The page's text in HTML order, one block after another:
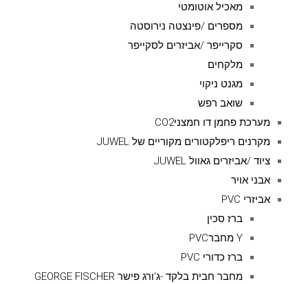
מאכיל אוטומטי
מספרים /פינצטה נירוסטה
סקרייפר /אביזרים לסקייפר
מלקחים
מגנט ניקוי
שואב רפש
מערכת פחמן דו חמצניCO2
מקרנים ריפלקטורים מקוריים של JUWEL
ציוד /אביזרים גאוול JUWEL
אבני אויר
אביזרי PVC
ברז סכין
Y מחברPVC
ברז כדורי PVC
מחבר חבית בלקד -ג'ורג פישר GEORGE FISCHER